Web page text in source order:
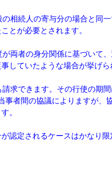
続人の寄与分の場合と同一
とが必要とされます。
者の身分関係に基づいて、
していたような場合が挙げら
できます。その行使の期
者間の協議によりますが、
。
定されるケースはかなり限